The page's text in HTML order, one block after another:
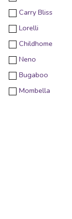
Carry Bliss
Lorelli
Childhome
Neno
Bugaboo
Mombella